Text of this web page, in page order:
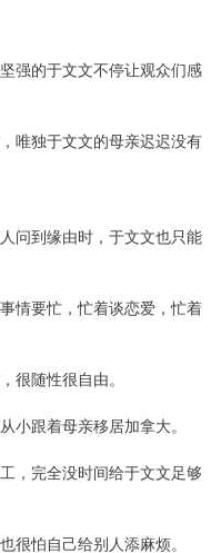
强的于文文不停让观众们感
唯独于文文的母亲迟迟没有
问到缘由时，于文文也只能
情要忙，忙着谈恋爱，忙着
很随性很自由。
小跟着母亲移居加拿大。
，完全没时间给于文文足够
很怕自己给别人添麻烦。